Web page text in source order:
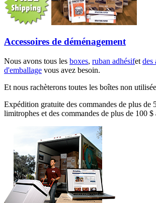
Accessoires de déménagement
Nous avons tous les boxes, ruban adhésifet des
d'emballage vous avez besoin.
Et nous rachèterons toutes les boîtes non
Expédition gratuite des commandes de plus de
limitrophes et des commandes de plus de 100 $